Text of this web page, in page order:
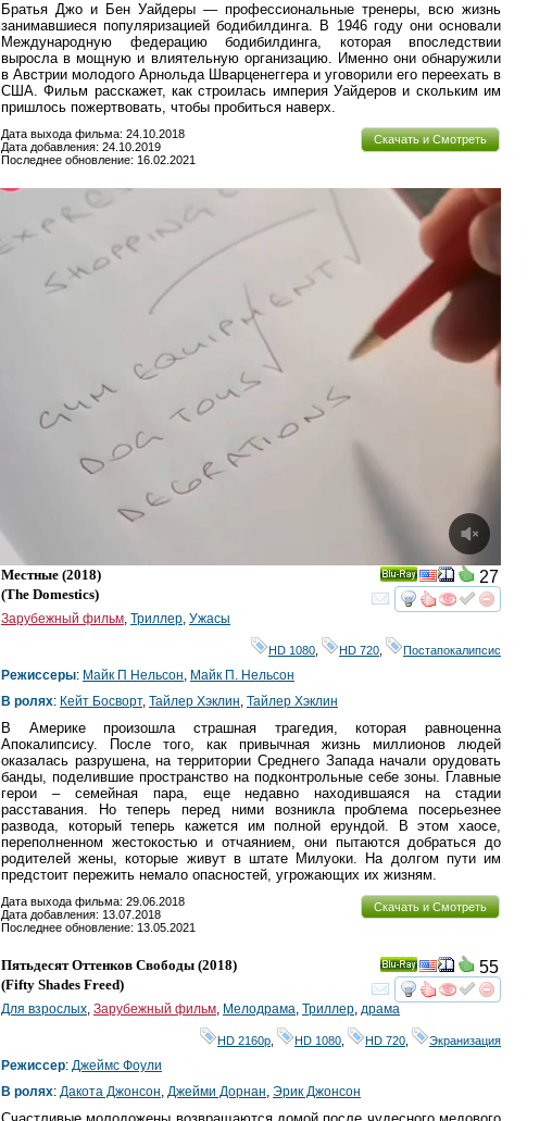
Братья Джо и Бен Уайдеры — профессиональные тренеры, всю жизнь
занимавшиеся популяризацией бодибилдинга. В 1946 году они основали
Международную федерацию бодибилдинга, которая впоследствии
выросла в мощную и влиятельную организацию. Именно они обнаружили
в Австрии молодого Арнольда Шварценеггера и уговорили его переехать в
США. Фильм расскажет, как строилась империя Уайдеров и скольким им
пришлось пожертвовать, чтобы пробиться наверх.
Скачать и Смотреть
Дата выхода фильма: 24.10.2018
Дата добавления: 24.10.2019
Последнее обновление: 16.02.2021
смотретьинтересует
Ray
27
Местные (2018)
(The Domestics)
Зарубежный фильм, Триллер, Ужасы
HD 1080 HD 720 Постапокалипсис
Режиссеры: Майк П Нельсон, Майк П. Нельсон
В ролях: Кейт Босворт, Тайлер Хэклин, Тайлер Хэклин
В Америке произошла страшная трагедия, которая равноценна
Апокалипсису. После того, как привычная жизнь миллионов людей
оказалась разрушена, на территории Среднего Запада начали орудовать
банды, поделившие пространство на подконтрольные себе зоны. Главные
герои – семейная пара, еще недавно находившаяся на стадии
расставания. Но теперь перед ними возникла проблема посерьезнее
развода, который теперь кажется им полной ерундой. В этом хаосе,
переполненном жестокостью и отчаянием, они пытаются добраться до
родителей жены, которые живут в штате Милуоки. На долгом пути им
предстоит пережить немало опасностей, угрожающих их жизням.
Скачать и Смотреть
Дата выхода фильма: 29.06.2018
Дата добавления: 13.07.2018
Последнее обновление: 13.05.2021
смотретьинтересует
Ray
55
Пятьдесят Оттенков Свободы (2018)
(Fifty Shades Freed)
Для взрослых Зарубежный фильм Мелодрама Триллер драма
HD 2160р HD 1080 HD 720 Экранизация
Режиссер: Джеймс Фоули
В ролях: Дакота Джонсон Джейми Дорнан Эрик Джонсон